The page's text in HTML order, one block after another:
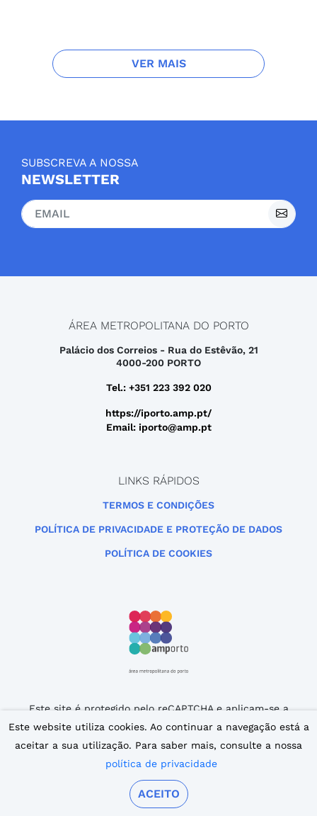
VER MAIS
SUBSCREVA A NOSSA
NEWSLETTER
ÁREA METROPOLITANA DO PORTO
Palácio dos Correios - Rua do Estêvão, 21
4000-200 PORTO
Tel.: +351 223 392 020
https://iporto.amp.pt/
Email: iporto@amp.pt
LINKS RÁPIDOS
TERMOS E CONDIÇÕES
POLÍTICA DE PRIVACIDADE E PROTEÇÃO DE DADOS
POLÍTICA DE COOKIES
Este site é protegido pelo reCAPTCHA e aplicam-se a
Política de Privacidade
e os Termos de Serviço da
Google.
© 2007 – 2026 iPorto. Todos os direitos reservados.
Este website utiliza cookies. Ao continuar a navegação está a
aceitar a sua utilização. Para saber mais, consulte a nossa
política de privacidade
ACEITO